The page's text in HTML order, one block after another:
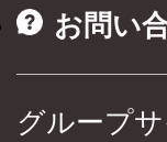
お問い
グループサ